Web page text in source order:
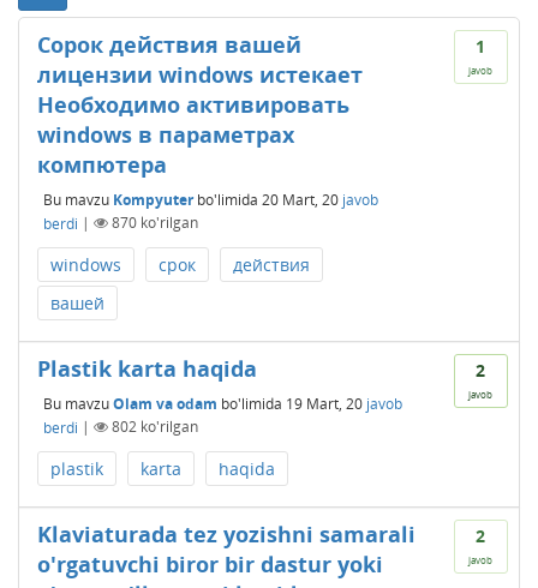
1
javob
Сорок действия вашей
лицензии windows истекает
Необходимо активировать
windows в параметрах
компютера
Bu mavzu Kompyuterbo'limida 20 Mart, 20 javob
berdi | 870 ko'rilgan
windows cpoк
действия
вашей
2
javob
Plastik karta haqida
Bu mavzuOlam va odam bo'limida 19 Mart, 20 javob
berdi | 802 ko'rilgan
plastik karta haqida
2
javob
Klaviaturada tez yozishni samarali
o'rgatuvchi biror bir dastur yoki